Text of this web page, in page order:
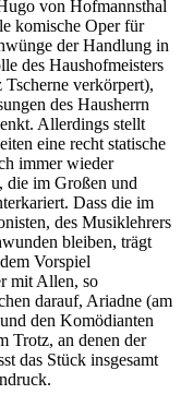
von Hofmannsthal
komische Oper für
der Handlung in
des Haushofmeisters
verkörpert),
des Hausherrn
Allerdings stellt
eine recht statische
immer wieder
die im Großen und
Dass die im
des Musiklehrers
bleiben, trägt
Vorspiel
mit Allen, so
darauf, Ariadne (am
den Komödianten
Trotz, an denen der
das Stück insgesamt